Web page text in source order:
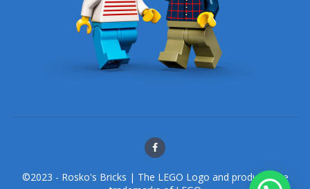
©2023 - Rosko's Bricks | The LEGO Logo and products are